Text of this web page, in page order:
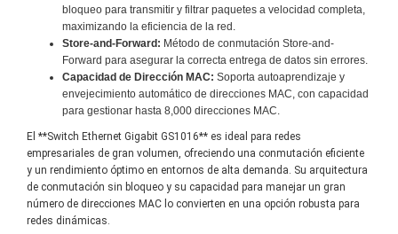
bloqueo para transmitir y filtrar paquetes a velocidad completa,
maximizando la eficiencia de la red.
Store-and-Forward: Método de conmutación Store-and-
Forward para asegurar la correcta entrega de datos sin errores.
Capacidad de Dirección MAC: Soporta autoaprendizaje y
envejecimiento automático de direcciones MAC, con capacidad
para gestionar hasta 8,000 direcciones MAC.
El **Switch Ethernet Gigabit GS1016** es ideal para redes
empresariales de gran volumen, ofreciendo una conmutación eficiente
y un rendimiento óptimo en entornos de alta demanda. Su arquitectura
de conmutación sin bloqueo y su capacidad para manejar un gran
número de direcciones MAC lo convierten en una opción robusta para
redes dinámicas.